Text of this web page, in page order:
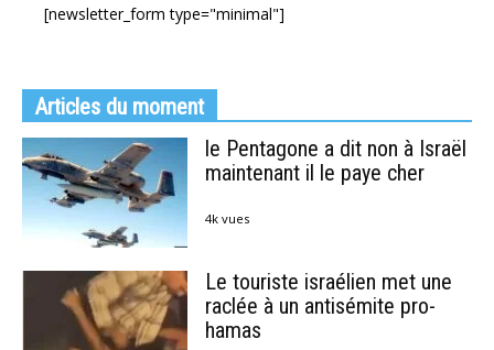
[newsletter_form type="minimal"]
Articles du moment
le Pentagone a dit non à Israël
maintenant il le paye cher
4k vues
Le touriste israélien met une
raclée à un antisémite pro-
hamas